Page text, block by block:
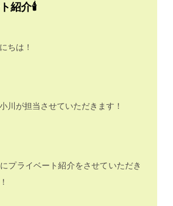
紹介🕯
ちは！
川が担当させていただきます！
プライベート紹介をさせていただき